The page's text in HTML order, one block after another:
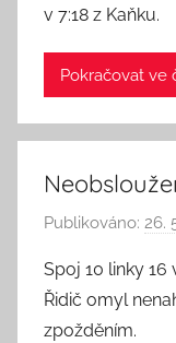
v 7:18 z Kaňku.
Pokračovat ve
Publikováno: 26.
Spoj 10 linky 16
Řidič omyl
zpožděním.